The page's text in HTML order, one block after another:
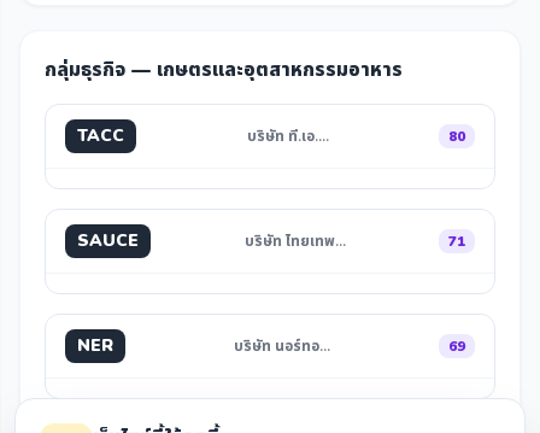
กลุ่มธุรกิจ — เกษตรและอุตสาหกรรมอาหาร
TACC บริษัท ที.เอ.… 80
SAUCE บริษัท ไทยเทพ… 71
NER บริษัท นอร์ทอ… 69